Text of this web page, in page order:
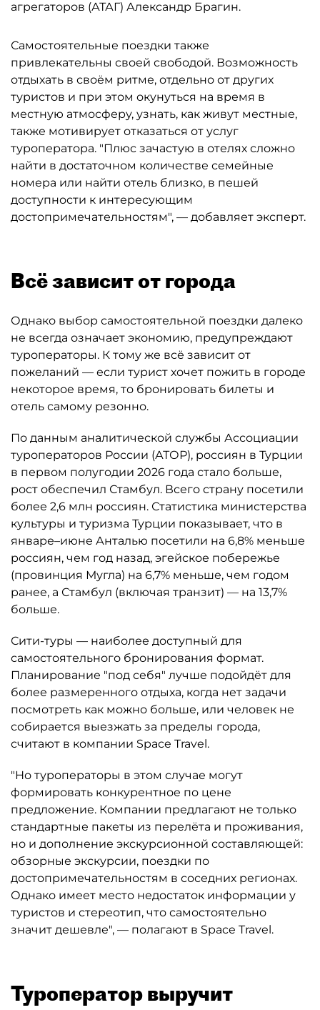
агрегаторов (АТАГ) Александр Брагин.
Самостоятельные поездки также
привлекательны своей свободой. Возможность
отдыхать в своём ритме, отдельно от других
туристов и при этом окунуться на время в
местную атмосферу, узнать, как живут местные,
также мотивирует отказаться от услуг
туроператора. "Плюс зачастую в отелях сложно
найти в достаточном количестве семейные
номера или найти отель близко, в пешей
доступности к интересующим
достопримечательностям", — добавляет эксперт.
Всё зависит от города
Однако выбор самостоятельной поездки далеко
не всегда означает экономию, предупреждают
туроператоры. К тому же всё зависит от
пожеланий — если турист хочет пожить в городе
некоторое время, то бронировать билеты и
отель самому резонно.
По данным аналитической службы Ассоциации
туроператоров России (АТОР), россиян в Турции
в первом полугодии 2026 года стало больше,
рост обеспечил Стамбул. Всего страну посетили
более 2,6 млн россиян. Статистика министерства
культуры и туризма Турции показывает, что в
январе–июне Анталью посетили на 6,8% меньше
россиян, чем год назад, эгейское побережье
(провинция Мугла) на 6,7% меньше, чем годом
ранее, а Стамбул (включая транзит) — на 13,7%
больше.
Сити-туры — наиболее доступный для
самостоятельного бронирования формат.
Планирование "под себя" лучше подойдёт для
более размеренного отдыха, когда нет задачи
посмотреть как можно больше, или человек не
собирается выезжать за пределы города,
считают в компании Space Travel.
"Но туроператоры в этом случае могут
формировать конкурентное по цене
предложение. Компании предлагают не только
стандартные пакеты из перелёта и проживания,
но и дополнение экскурсионной составляющей:
обзорные экскурсии, поездки по
достопримечательностям в соседних регионах.
Однако имеет место недостаток информации у
туристов и стереотип, что самостоятельно
значит дешевле", — полагают в Space Travel.
Туроператор выручит